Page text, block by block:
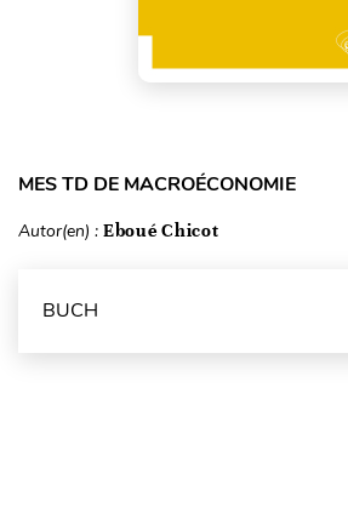
MES TD DE MACROÉCONOMIE
Autor(en) : Eboué Chicot
BUCH